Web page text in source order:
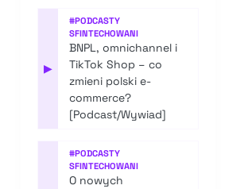
▶
#PODCASTY
SFINTECHOWANI
BNPL, omnichannel i
TikTok Shop – co
zmieni polski e-
commerce?
[Podcast/Wywiad]
#PODCASTY
SFINTECHOWANI
O nowych